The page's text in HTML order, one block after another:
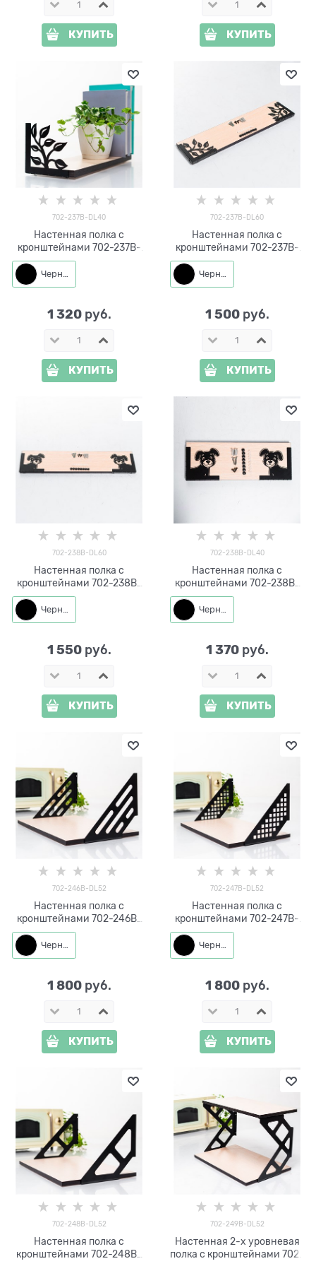
КУПИТЬ КУПИТЬ
702-237B-DL40
Настенная полка с
кронштейнами 702-237B-
DL40 металл, ЛДСП длина
Черный
1 320 руб.
КУПИТЬ
702-237B-DL60
Настенная полка с
кронштейнами 702-237B-
DL60 металл, ЛДСП длина
Черный
1 500 руб.
КУПИТЬ
702-238B-DL60
Настенная полка с
кронштейнами 702-238B-
DL60 металл, ЛДСП длина
Черный
1 550 руб.
КУПИТЬ
702-238B-DL40
Настенная полка с
кронштейнами 702-238B-
DL40 металл, ЛДСП длина
Черный
1 370 руб.
КУПИТЬ
702-246B-DL52
Настенная полка с
кронштейнами 702-246B-
Черный
1 800 руб.
КУПИТЬ
702-247B-DL52
Настенная полка с
кронштейнами 702-247B-
DL52 металл, ЛДСП 52*27 см
Черный
1 800 руб.
КУПИТЬ
702-248B-DL52
Настенная полка с
кронштейнами 702-248B-
702-249B-DL52
Настенная 2-х уровневая
полка с кронштейнами 702-